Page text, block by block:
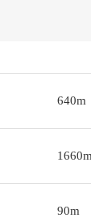
640m
90m